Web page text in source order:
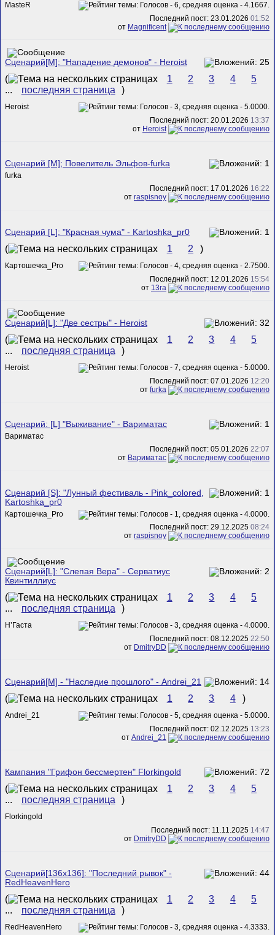
MasteR
Последний пост: 23.01.2026 01:52
от Magnificent
Сценарий[M]: "Нападение демонов" - Heroist
( 1 2 3 4
5
...
последняя страница )
Heroist
Последний пост: 20.01.2026 13:37
от Heroist
Сценарий [M]; Повелитель Эльфов-furka
furka
Последний пост: 17.01.2026 16:22
от raspisnoy
Сценарий [L]: "Красная чума" - Kartoshka_pr0
( 1 2 )
Картошечка_Pro
Последний пост: 12.01.2026 15:54
от 13га
Сценарий[L]: "Две сестры" - Heroist
( 1 2 3 4
5
...
последняя страница )
Heroist
Последний пост: 07.01.2026 12:20
от furka
Сценарий: [L] "Выживание" - Вариматас
Вариматас
Последний пост: 05.01.2026 22:07
от Вариматас
Сценарий [S]: "Лунный фестиваль - Pink_colored,
Kartoshka_pr0
Картошечка_Pro
Последний пост: 29.12.2025 08:24
от raspisnoy
Сценарий[L]: "Слепая Вера" - Серватиус
Квинтиллиус
( 1 2 3 4
5
...
последняя страница )
Н’Гаста
Последний пост: 08.12.2025 22:50
от DmitryDD
Сценарий[M] - "Наследие прошлого" - Andrei_21
( 1 2 3 4 )
Andrei_21
Последний пост: 02.12.2025 13:23
от Andrei_21
Кампания "Грифон бессмертен" Florkingold
( 1 2 3 4
5
...
последняя страница )
Florkingold
Последний пост: 11.11.2025 14:47
от DmitryDD
Сценарий[136x136]: "Последний рывок" -
RedHeavenHero
( 1 2 3 4
5
...
последняя страница )
RedHeavenHero